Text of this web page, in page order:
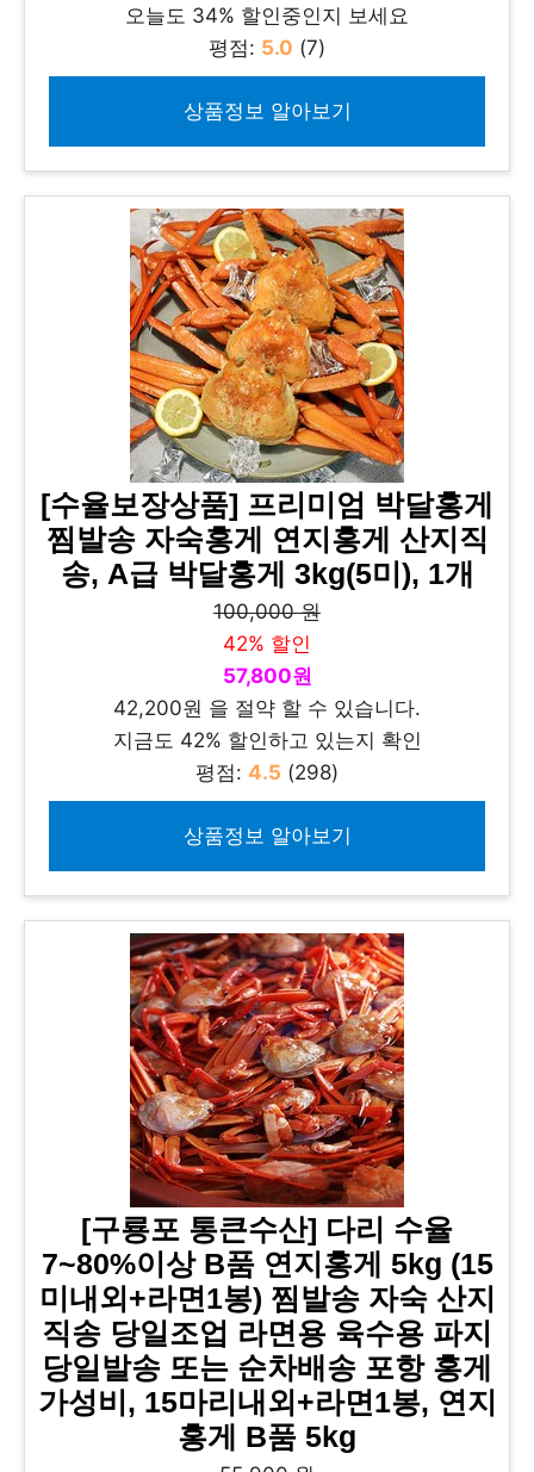
오늘도 34% 할인중인지 보세요
평점: 5.0 (7)
상품정보 알아보기
[수율보장상품] 프리미엄 박달홍게
찜발송 자숙홍게 연지홍게 산지직
송, A급 박달홍게 3kg(5미), 1개
100,000 원
42% 할인
57,800원
42,200원 을 절약 할 수 있습니다.
지금도 42% 할인하고 있는지 확인
평점: 4.5 (298)
상품정보 알아보기
[구룡포 통큰수산] 다리 수율
7~80%이상 B품 연지홍게 5kg (15
미내외+라면1봉) 찜발송 자숙 산지
직송 당일조업 라면용 육수용 파지
당일발송 또는 순차배송 포항 홍게
가성비, 15마리내외+라면1봉, 연지
홍게 B품 5kg